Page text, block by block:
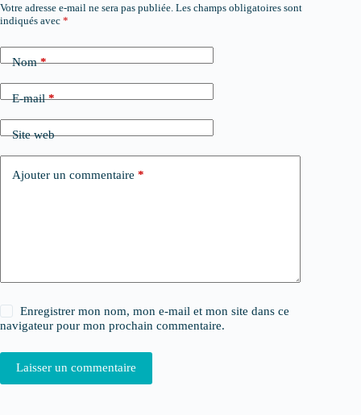
Votre adresse e-mail ne sera pas publiée. Les champs obligatoires sont
indiqués avec *
Nom*
E-mail*
Site web
Ajouter un commentaire *
Enregistrer mon nom, mon e-mail et mon site dans ce
navigateur pour mon prochain commentaire.
Laisser un commentaire